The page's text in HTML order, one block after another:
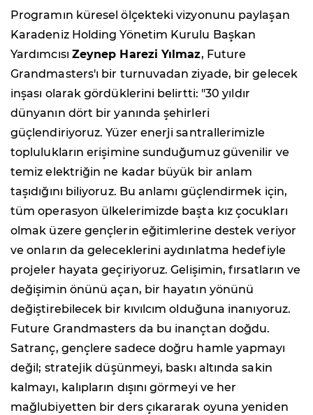
Programın küresel ölçekteki vizyonunu paylaşan
Karadeniz Holding Yönetim Kurulu Başkan
Yardımcısı Zeynep Harezi Yılmaz, Future
Grandmasters'ı bir turnuvadan ziyade, bir gelecek
inşası olarak gördüklerini belirtti: "30 yıldır
dünyanın dört bir yanında şehirleri
güçlendiriyoruz. Yüzer enerji santrallerimizle
toplulukların erişimine sunduğumuz güvenilir ve
temiz elektriğin ne kadar büyük bir anlam
taşıdığını biliyoruz. Bu anlamı güçlendirmek için,
tüm operasyon ülkelerimizde başta kız çocukları
olmak üzere gençlerin eğitimlerine destek veriyor
ve onların da geleceklerini aydınlatma hedefiyle
projeler hayata geçiriyoruz. Gelişimin, fırsatların ve
değişimin önünü açan, bir hayatın yönünü
değiştirebilecek bir kıvılcım olduğuna inanıyoruz.
Future Grandmasters da bu inançtan doğdu.
Satranç, gençlere sadece doğru hamle yapmayı
değil; stratejik düşünmeyi, baskı altında sakin
kalmayı, kalıpların dışını görmeyi ve her
mağlubiyetten bir ders çıkararak oyuna yeniden